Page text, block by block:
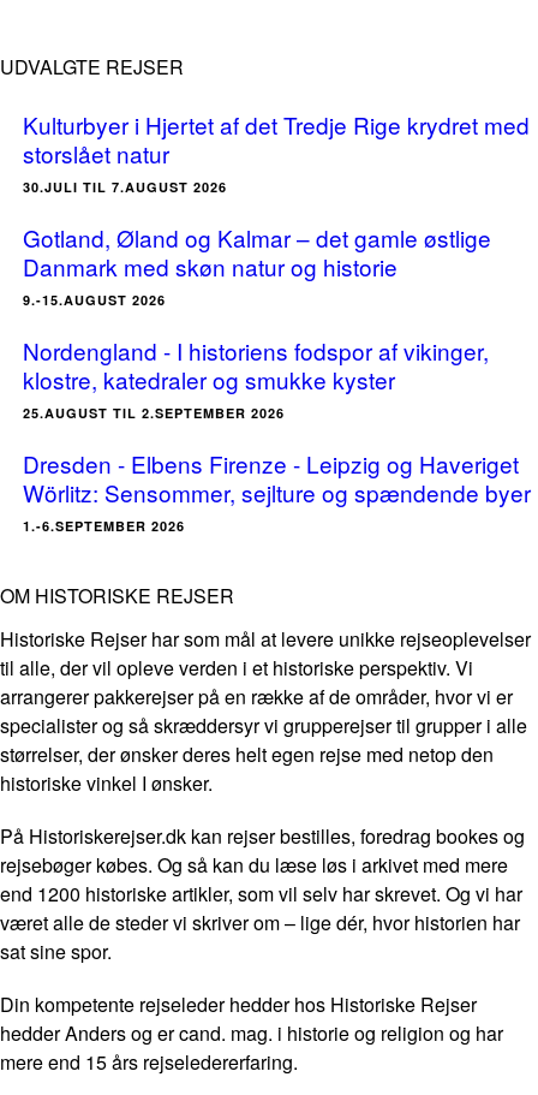
UDVALGTE REJSER
Kulturbyer i Hjertet af det Tredje Rige krydret med
storslået natur
30.JULI TIL 7.AUGUST 2026
Gotland, Øland og Kalmar – det gamle østlige
Danmark med skøn natur og historie
9.-15.AUGUST 2026
Nordengland - I historiens fodspor af vikinger,
klostre, katedraler og smukke kyster
25.AUGUST TIL 2.SEPTEMBER 2026
Dresden - Elbens Firenze - Leipzig og Haveriget
Wörlitz: Sensommer, sejlture og spændende byer
1.-6.SEPTEMBER 2026
OM HISTORISKE REJSER
Historiske Rejser har som mål at levere unikke rejseoplevelser
til alle, der vil opleve verden i et historiske perspektiv. Vi
arrangerer pakkerejser på en række af de områder, hvor vi er
specialister og så skræddersyr vi grupperejser til grupper i alle
størrelser, der ønsker deres helt egen rejse med netop den
historiske vinkel I ønsker.
På Historiskerejser.dk kan rejser bestilles, foredrag bookes og
rejsebøger købes. Og så kan du læse løs i arkivet med mere
end 1200 historiske artikler, som vil selv har skrevet. Og vi har
været alle de steder vi skriver om – lige dér, hvor historien har
sat sine spor.
Din kompetente rejseleder hedder hos Historiske Rejser
hedder Anders og er cand. mag. i historie og religion og har
mere end 15 års rejseledererfaring.